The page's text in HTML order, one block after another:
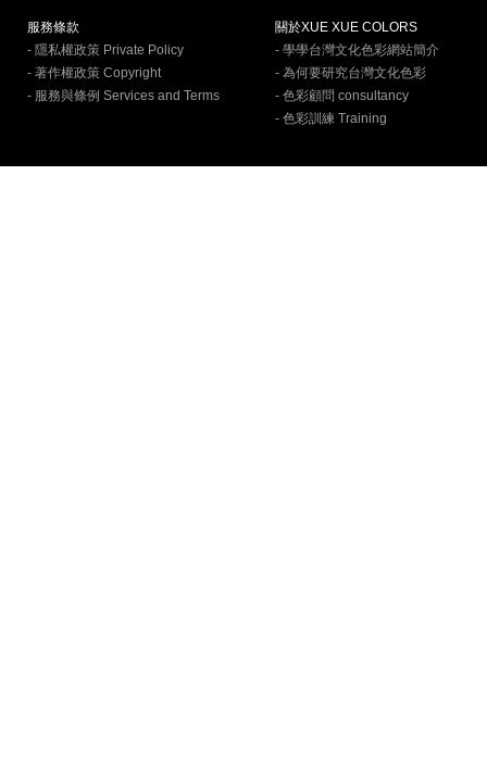
服務條款
- 隱私權政策 Private Policy
- 著作權政策 Copyright
- 服務與條例 Services and Terms
關於XUE XUE COLORS
- 學學台灣文化色彩網站簡介
- 為何要研究台灣文化色彩
- 色彩顧問 consultancy
- 色彩訓練 Training